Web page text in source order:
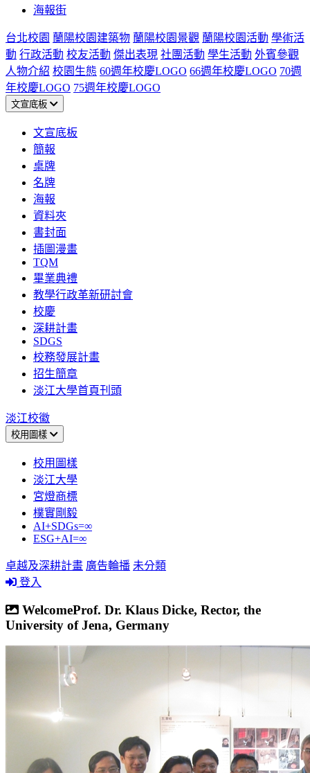
海報街
台北校園 蘭陽校園建築物 蘭陽校園景觀 蘭陽校園活動 學術活
動 行政活動 校友活動 傑出表現 社團活動 學生活動 外賓參觀
人物介紹 校園生態 60週年校慶LOGO 66週年校慶LOGO 70週
年校慶LOGO 75週年校慶LOGO
文宣底板
文宣底板
簡報
桌牌
名牌
海報
資料夾
書封面
插圖漫畫
TQM
畢業典禮
教學行政革新研討會
校慶
深耕計畫
SDGS
校務發展計畫
招生簡章
淡江大學首頁刊頭
淡江校徽
校用圖樣
校用圖樣
淡江大學
宮燈商標
樸實剛毅
AI+SDGs=∞
ESG+AI=∞
卓越及深耕計畫 廣告輪播 未分類
登入
WelcomeProf. Dr. Klaus Dicke, Rector, the
University of Jena, Germany